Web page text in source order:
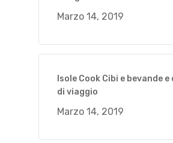
Marzo 14, 2019
Isole Cook Cibi e bevande
di viaggio
Marzo 14, 2019